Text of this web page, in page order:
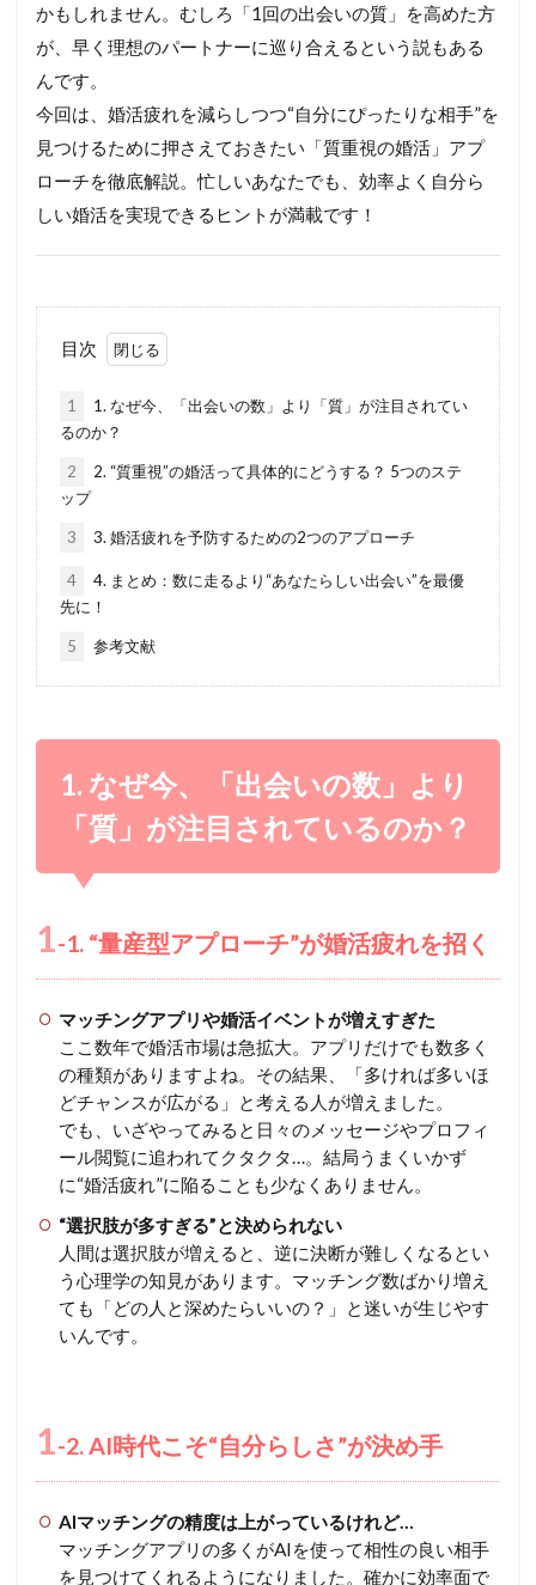
かもしれません。むしろ「1回の出会いの質」を高めた方
が、早く理想のパートナーに巡り合えるという説もある
んです。
今回は、婚活疲れを減らしつつ“自分にぴったりな相手”を
見つけるために押さえておきたい「質重視の婚活」アプ
ローチを徹底解説。忙しいあなたでも、効率よく自分ら
しい婚活を実現できるヒントが満載です！
目次
1
1. なぜ今、「出会いの数」より「質」が注目されてい
るのか？
2
2. “質重視”の婚活って具体的にどうする？ 5つのステ
ップ
3 3. 婚活疲れを予防するための2つのアプローチ
4
4. まとめ：数に走るより“あなたらしい出会い”を最優
先に！
5 参考文献
1. なぜ今、「出会いの数」より
「質」が注目されているのか？
1-1. “量産型アプローチ”が婚活疲れを招く
マッチングアプリや婚活イベントが増えすぎた
ここ数年で婚活市場は急拡大。アプリだけでも数多く
の種類がありますよね。その結果、「多ければ多いほ
どチャンスが広がる」と考える人が増えました。
でも、いざやってみると日々のメッセージやプロフィ
ール閲覧に追われてクタクタ…。結局うまくいかず
に“婚活疲れ”に陥ることも少なくありません。
“選択肢が多すぎる”と決められない
人間は選択肢が増えると、逆に決断が難しくなるとい
う心理学の知見があります。マッチング数ばかり増え
ても「どの人と深めたらいいの？」と迷いが生じやす
いんです。
1-2. AI時代こそ“自分らしさ”が決め手
AIマッチングの精度は上がっているけれど…
マッチングアプリの多くがAIを使って相性の良い相手
を見つけてくれるようになりました。確かに効率面で